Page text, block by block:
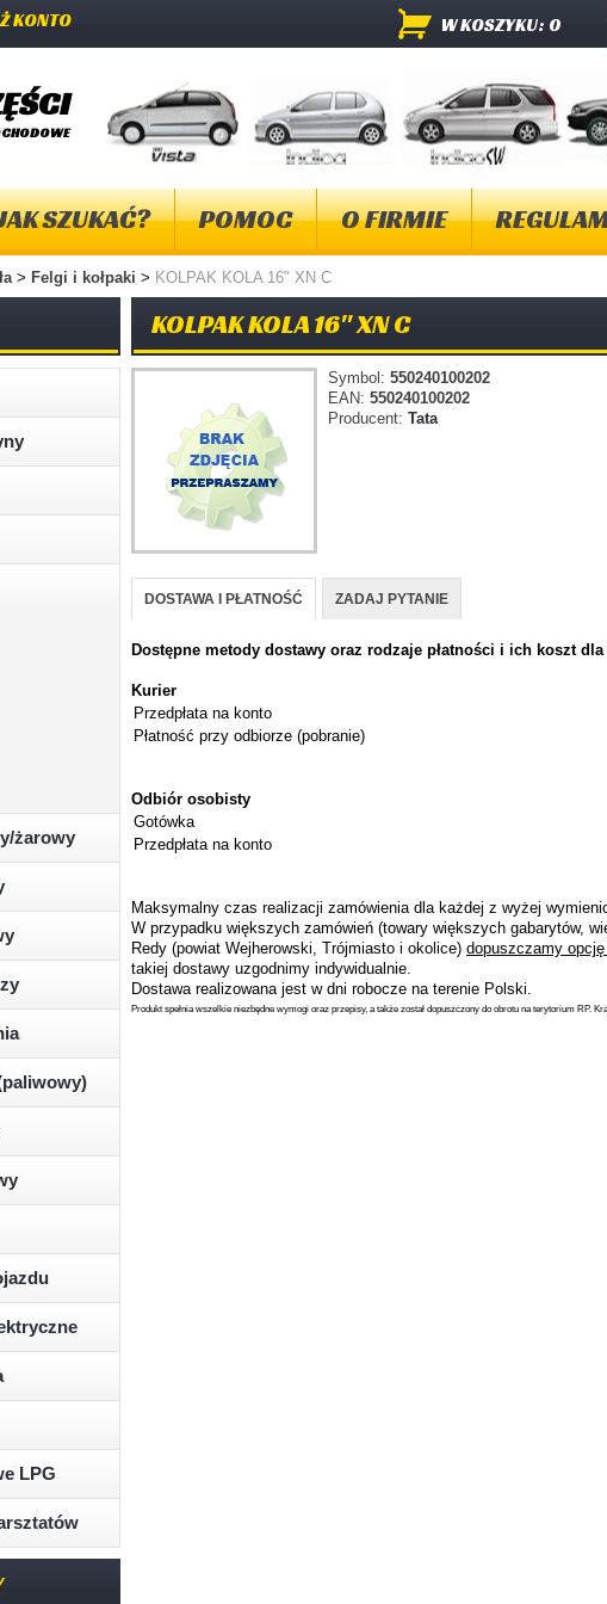
KONTO W KOSZYKU: 0
SZUKAĆ? POMOC O FIRMIE
> Felgi i kołpaki > KOLPAK KOLA 16" XN C
żarowy
LPG
KOLPAK KOLA 16" XN C
Symbol: 550240100202
EAN: 550240100202
Producent: Tata
DOSTAWA I PŁATNOŚĆ ZADAJ PYTANIE
Dostępne metody dostawy oraz rodzaje płatności i ich koszt
Kurier
Przedpłata na konto
Płatność przy odbiorze (pobranie)
Odbiór osobisty
Gotówka
Przedpłata na konto
Maksymalny czas realizacji zamówienia dla każdej z wyżej
W przypadku większych zamówień (towary większych gabarytów,
Redy (powiat Wejherowski, Trójmiasto i okolice) dopuszczamy
takiej dostawy uzgodnimy indywidualnie.
Dostawa realizowana jest w dni robocze na terenie Polski.
Produkt spełnia wszelkie niezbędne wymogi oraz przepisy, a także został dopuszczony do obrotu na terytorium RP.